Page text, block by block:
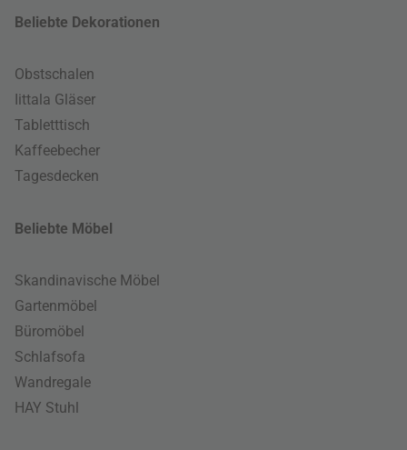
Beliebte Dekorationen
Obstschalen
Iittala Gläser
Tabletttisch
Kaffeebecher
Tagesdecken
Beliebte Möbel
Skandinavische Möbel
Gartenmöbel
Büromöbel
Schlafsofa
Wandregale
HAY Stuhl